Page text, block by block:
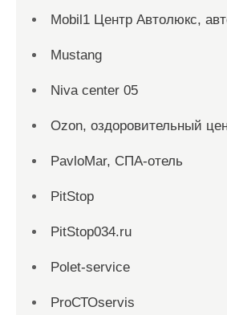
Mobil1 Центр Автолюкс,
Mustang
Niva center 05
Ozon, оздоровительный
PavloMar, СПА-отель
PitStop
PitStop034.ru
Polet-service
ProСТОservis